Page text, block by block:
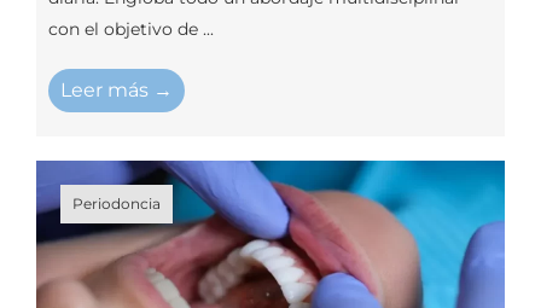
con el objetivo de ...
Leer más →
Periodoncia